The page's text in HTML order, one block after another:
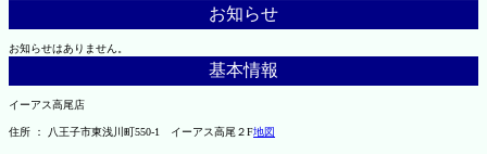
お知らせ
お知らせはありません。
基本情報
イーアス高尾店
住所 ： 八王子市東浅川町550-1 イーアス高尾２F地図